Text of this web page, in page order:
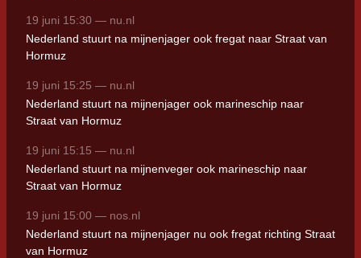
19 juni 15:30 — nu.nl
Nederland stuurt na mijnenjager ook fregat naar Straat van
Hormuz
19 juni 15:25 — nu.nl
Nederland stuurt na mijnenjager ook marineschip naar
Straat van Hormuz
19 juni 15:15 — nu.nl
Nederland stuurt na mijnenveger ook marineschip naar
Straat van Hormuz
19 juni 15:00 — nos.nl
Nederland stuurt na mijnenjager nu ook fregat richting Straat
van Hormuz